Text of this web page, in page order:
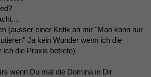
(ausser einer Kritik an mir "Man kann nur
Ja kein Wunder wenn ich die
ich die Praxis betrete)
wenn Du mal die Domina in Dir